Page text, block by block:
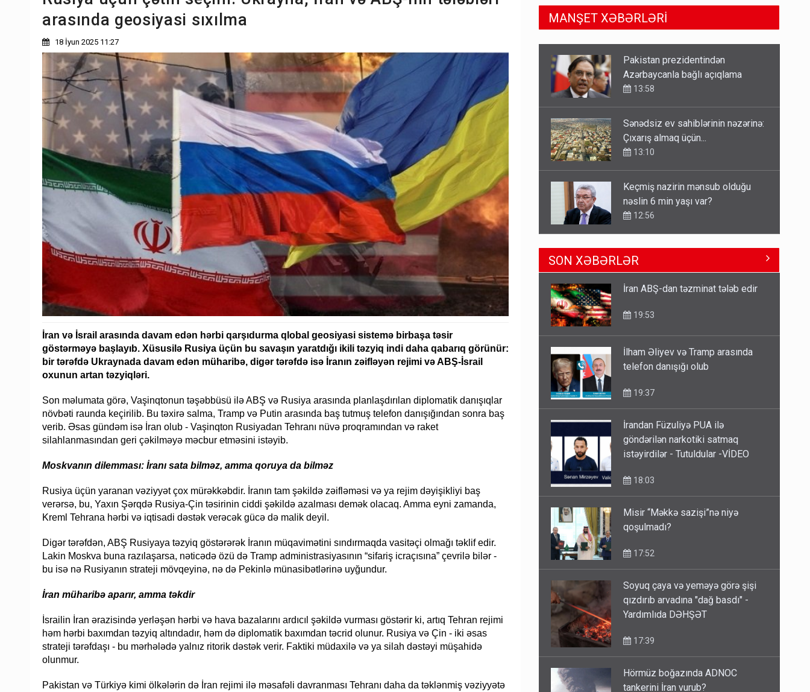
arasında geosiyasi sıxılma
18 İyun 2025 11:27
İran və İsrail arasında davam edən hərbi qarşıdurma qlobal geosiyasi sistemə birbaşa təsir
göstərməyə başlayıb. Xüsusilə Rusiya üçün bu savaşın yaratdığı ikili təzyiq indi daha qabarıq görünür:
bir tərəfdə Ukraynada davam edən müharibə, digər tərəfdə isə İranın zəifləyən rejimi və ABŞ-İsrail
oxunun artan təzyiqləri.
Son məlumata görə, Vaşinqtonun təşəbbüsü ilə ABŞ və Rusiya arasında planlaşdırılan diplomatik danışıqlar
növbəti raunda keçirilib. Bu təxirə salma, Tramp və Putin arasında baş tutmuş telefon danışığından sonra baş
verib. Əsas gündəm isə İran olub - Vaşinqton Rusiyadan Tehranı nüvə proqramından və raket
silahlanmasından geri çəkilməyə məcbur etməsini istəyib.
Moskvanın dilemması: İranı sata bilməz, amma qoruya da bilməz
Rusiya üçün yaranan vəziyyət çox mürəkkəbdir. İranın tam şəkildə zəifləməsi və ya rejim dəyişikliyi baş
verərsə, bu, Yaxın Şərqdə Rusiya-Çin təsirinin ciddi şəkildə azalması demək olacaq. Amma eyni zamanda,
Kreml Tehrana hərbi və iqtisadi dəstək verəcək gücə də malik deyil.
Digər tərəfdən, ABŞ Rusiyaya təzyiq göstərərək İranın müqavimətini sındırmaqda vasitəçi olmağı təklif edir.
Lakin Moskva buna razılaşarsa, nəticədə özü də Tramp administrasiyasının “sifariş icraçısına” çevrilə bilər -
bu isə nə Rusiyanın strateji mövqeyinə, nə də Pekinlə münasibətlərinə uyğundur.
İran müharibə aparır, amma təkdir
İsrailin İran ərazisində yerləşən hərbi və hava bazalarını ardıcıl şəkildə vurması göstərir ki, artıq Tehran rejimi
həm hərbi baxımdan təzyiq altındadır, həm də diplomatik baxımdan təcrid olunur. Rusiya və Çin - iki əsas
strateji tərəfdaşı - bu mərhələdə yalnız ritorik dəstək verir. Faktiki müdaxilə və ya silah dəstəyi müşahidə
olunmur.
Pakistan və Türkiyə kimi ölkələrin də İran rejimi ilə məsafəli davranması Tehranı daha da təklənmiş vəziyyətə
MANŞET XƏBƏRLƏRİ
Sənədsiz ev sahiblərinin nəzərinə:
Çıxarış almaq üçün...
13:10
Keçmiş nazirin mənsub olduğu
nəslin 6 min yaşı var?
12:56
Britaniya Səfirliyi Vaşinqton
razılaşmasının ildönümü ilə bağlı
bəyanat yaydı
Paşinyan Əliyevə zəng
etməsindən danışdı
16:18
sülhdə də qalib gəldi - Hikmət
Hacıyev
15:02
Pakistan prezidentindən
13:58
SON XƏBƏRLƏR
İlham Əliyev və Tramp arasında
İrandan Füzuliyə PUA ilə
göndərilən narkotiki satmaq
Misir “Məkkə sazişi”nə niyə
Soyuq çaya və yeməyə görə şişi
qızdırıb arvadına "dağ basdı" -
Hörmüz boğazında ADNOC